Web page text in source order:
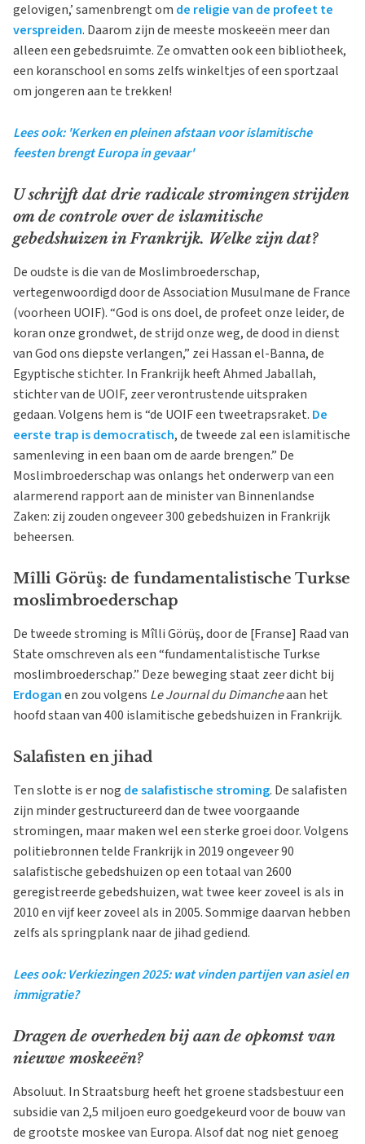
gelovigen,’ samenbrengt om de religie van de profeet te
verspreiden. Daarom zijn de meeste moskeeën meer dan
alleen een gebedsruimte. Ze omvatten ook een bibliotheek,
een koranschool en soms zelfs winkeltjes of een sportzaal
om jongeren aan te trekken!
Lees ook: 'Kerken en pleinen afstaan voor islamitische
feesten brengt Europa in gevaar'
U schrijft dat drie radicale stromingen strijden
om de controle over de islamitische
gebedshuizen in Frankrijk. Welke zijn dat?
De oudste is die van de Moslimbroederschap,
vertegenwoordigd door de Association Musulmane de France
(voorheen UOIF). “God is ons doel, de profeet onze leider, de
koran onze grondwet, de strijd onze weg, de dood in dienst
van God ons diepste verlangen,” zei Hassan el-Banna, de
Egyptische stichter. In Frankrijk heeft Ahmed Jaballah,
stichter van de UOIF, zeer verontrustende uitspraken
gedaan. Volgens hem is “de UOIF een tweetrapsraket. De
eerste trap is democratisch, de tweede zal een islamitische
samenleving in een baan om de aarde brengen.” De
Moslimbroederschap was onlangs het onderwerp van een
alarmerend rapport aan de minister van Binnenlandse
Zaken: zij zouden ongeveer 300 gebedshuizen in Frankrijk
beheersen.
Mîlli Görüş: de fundamentalistische Turkse
moslimbroederschap
De tweede stroming is Mîlli Görüş, door de [Franse] Raad van
State omschreven als een “fundamentalistische Turkse
moslimbroederschap.” Deze beweging staat zeer dicht bij
Erdoganen zou volgens Le Journal du Dimancheaan het
hoofd staan van 400 islamitische gebedshuizen in Frankrijk.
Salafisten en jihad
Ten slotte is er nog de salafistische stroming. De salafisten
zijn minder gestructureerd dan de twee voorgaande
stromingen, maar maken wel een sterke groei door. Volgens
politiebronnen telde Frankrijk in 2019 ongeveer 90
salafistische gebedshuizen op een totaal van 2600
geregistreerde gebedshuizen, wat twee keer zoveel is als in
2010 en vijf keer zoveel als in 2005. Sommige daarvan hebben
zelfs als springplank naar de jihad gediend.
Lees ook: Verkiezingen 2025: wat vinden partijen van asiel en
immigratie?
Dragen de overheden bij aan de opkomst van
nieuwe moskeeën?
Absoluut. In Straatsburg heeft het groene stadsbestuur een
subsidie van 2,5 miljoen euro goedgekeurd voor de bouw van
de grootste moskee van Europa. Alsof dat nog niet genoeg